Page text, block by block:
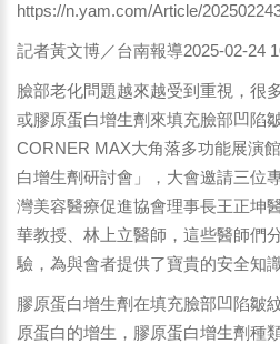
https://n.yam.com/Article/
記者黃文博／台南報導2025-02-24
臉部老化問題越來越受到重視，很
或膠原蛋白增生劑來填充臉部凹陷
CORNER MAX大角落多功能展演
白增生劑研討會」，大會邀請三位
灣美容醫療促進協會理事長王正坤
華教授、林上立醫師，這些醫師們
驗，為與會者提供了寶貴的安全知識
膠原蛋白增生劑在填充臉部凹陷皺
原蛋白的增生，膠原蛋白增生劑種